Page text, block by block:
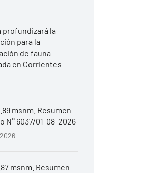
profundizará la
para la
de fauna
en Corrientes
msnm. Resumen
N° 6037/01-08-2026
msnm. Resumen